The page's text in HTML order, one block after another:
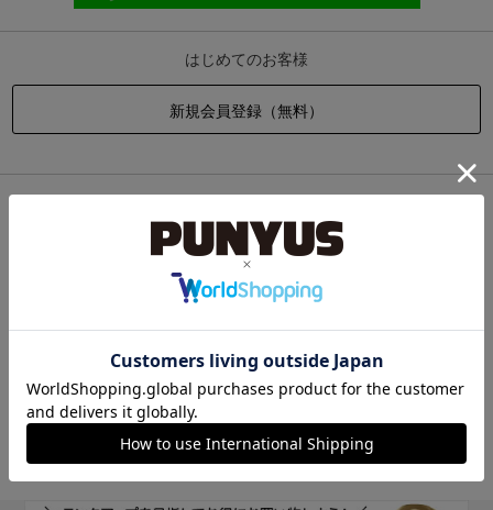
はじめてのお客様
他のサイトIDで新規会員登録をしていただくと次回以降、そのIDで
ログインすることができます。